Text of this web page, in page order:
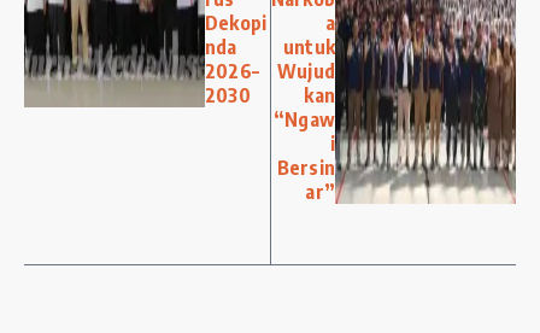
Dekopi
nda
2026–
2030
a
untuk
Wujud
kan
“Ngaw
i
Bersin
ar”